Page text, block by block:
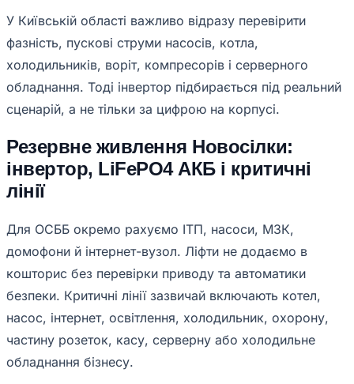
У Київській області важливо відразу перевірити
фазність, пускові струми насосів, котла,
холодильників, воріт, компресорів і серверного
обладнання. Тоді інвертор підбирається під реальний
сценарій, а не тільки за цифрою на корпусі.
Резервне живлення Новосілки:
інвертор, LiFePO4 АКБ і критичні
лінії
Для ОСББ окремо рахуємо ІТП, насоси, МЗК,
домофони й інтернет-вузол. Ліфти не додаємо в
кошторис без перевірки приводу та автоматики
безпеки. Критичні лінії зазвичай включають котел,
насос, інтернет, освітлення, холодильник, охорону,
частину розеток, касу, серверну або холодильне
обладнання бізнесу.